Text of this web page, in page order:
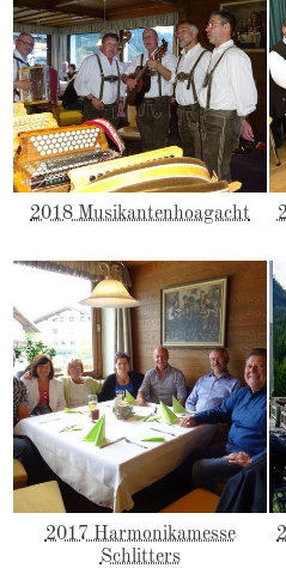
2018 Musikantenhoagacht
2017 Harmonikamesse
Schlitters